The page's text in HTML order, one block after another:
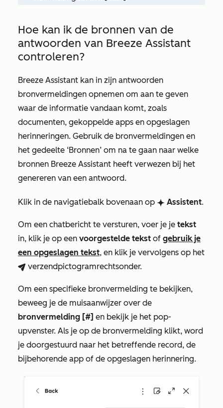
Hoe kan ik de bronnen van de
antwoorden van Breeze Assistant
controleren?
Breeze Assistant kan in zijn antwoorden
bronvermeldingen opnemen om aan te geven
waar de informatie vandaan komt, zoals
documenten, gekoppelde apps en opgeslagen
herinneringen. Gebruik de bronvermeldingen en
het gedeelte ‘Bronnen’ om na te gaan naar welke
bronnen Breeze Assistant heeft verwezen bij het
genereren van een antwoord.
Klik in de navigatiebalk bovenaan op breezeSingleStarIcon Assistent.
Om een chatbericht te versturen, voer je je tekst
in, klik je op een voorgestelde tekst of gebruik je
een opgeslagen tekst, en klik je vervolgens op het
breezeSendIcon verzendpictogramrechtsonder.
Om een specifieke bronvermelding te bekijken,
beweeg je de muisaanwijzer over de
bronvermelding [#] en bekijk je het pop-
upvenster. Als je op de bronvermelding klikt, word
je doorgestuurd naar het betreffende record, de
bijbehorende app of de opgeslagen herinnering.